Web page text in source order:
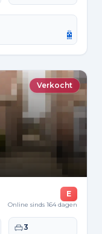
Verkocht
E
Online sinds 164 dagen
Slaapkamers
3